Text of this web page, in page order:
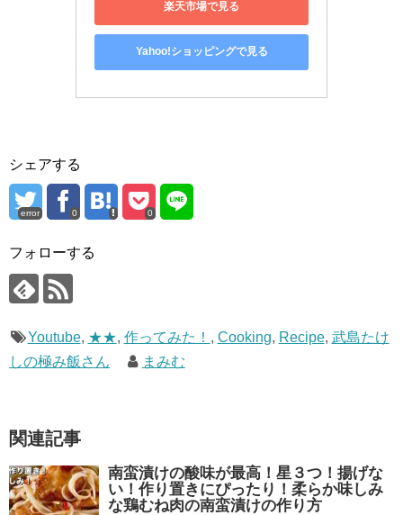
楽天市場で見る
Yahoo!ショッピングで見る
シェアする
error 0 0
フォローする
Youtube, ★★, 作ってみた！ , Cooking, Recipe, 武島たけ
しの極み飯さん
まみむ
関連記事
南蛮漬けの酸味が最高！星３つ！揚げな
い！作り置きにぴったり！柔らか味しみ
な鶏むね肉の南蛮漬けの作り方